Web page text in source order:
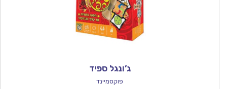
ג’ונגל ספיד
פוקסמיינד